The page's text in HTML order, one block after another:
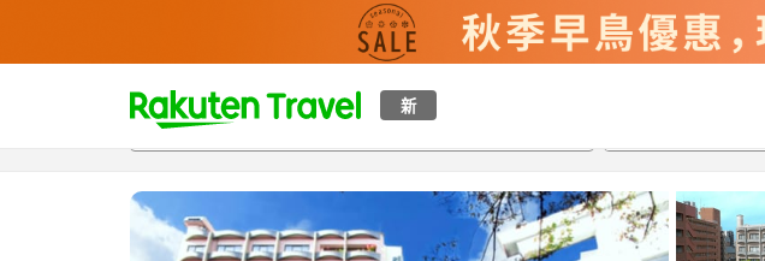
新
t
p
a
概覽房間及住宿方案 評價設施